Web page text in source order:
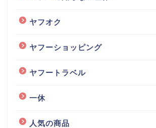
ヤフオク
ヤフーショッピング
ヤフートラベル
一休
人気の商品